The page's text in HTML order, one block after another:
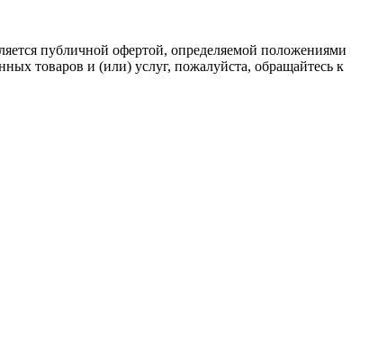
публичной офертой, определяемой положениями
товаров и (или) услуг, пожалуйста, обращайтесь к